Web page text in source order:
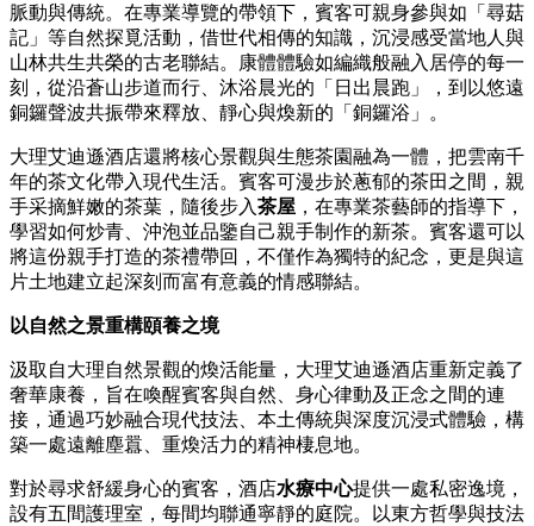
脈動與傳統。在專業導覽的帶領下，賓客可親身參與如「尋菇
記」等自然探覓活動，借世代相傳的知識，沉浸感受當地人與
山林共生共榮的古老聯結。康體體驗如編織般融入居停的每一
刻，從沿蒼山步道而行、沐浴晨光的「日出晨跑」，到以悠遠
銅鑼聲波共振帶來釋放、靜心與煥新的「銅鑼浴」。
大理艾迪遜酒店還將核心景觀與生態茶園融為一體，把雲南千
年的茶文化帶入現代生活。賓客可漫步於蔥郁的茶田之間，親
手采摘鮮嫩的茶葉，隨後步入茶屋 ，在專業茶藝師的指導下，
學習如何炒青、沖泡並品鑒自己親手制作的新茶。賓客還可以
將這份親手打造的茶禮帶回，不僅作為獨特的紀念，更是與這
片土地建立起深刻而富有意義的情感聯結。
以自然之景重構頤養之境
汲取自大理自然景觀的煥活能量，大理艾迪遜酒店重新定義了
奢華康養，旨在喚醒賓客與自然、身心律動及正念之間的連
接，通過巧妙融合現代技法、本土傳統與深度沉浸式體驗，構
築一處遠離塵囂、重煥活力的精神棲息地。
對於尋求舒緩身心的賓客，酒店水療中心提供一處私密逸境，
設有五間護理室，每間均聯通寧靜的庭院。以東方哲學與技法